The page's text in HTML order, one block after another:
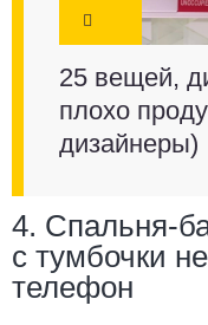
25 вещей,
плохо
дизайнеры)
4. Спальня-
с тумбочки
телефон